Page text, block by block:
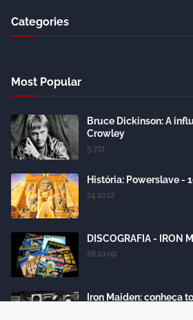
Categories
Most Popular
Bruce Dickinson: A
Crowley
5.7.11
História: Powerslave -
24.10.12
DISCOGRAFIA - IRON
28.10.09
Iron Maiden: conheça